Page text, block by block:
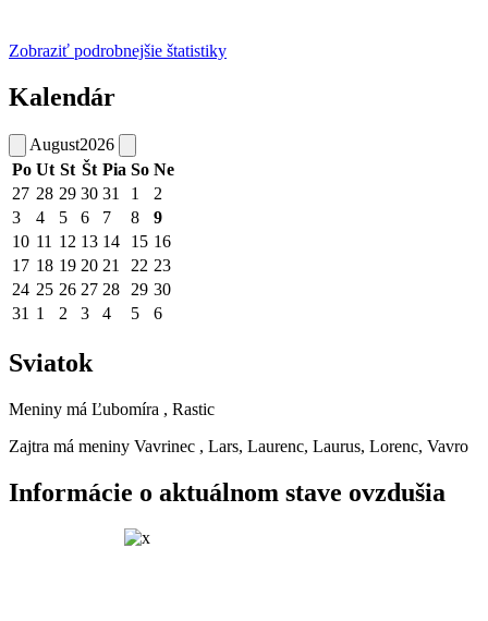
Zobraziť podrobnejšie štatistiky
Kalendár
August2026
Po Ut St Št Pia So Ne
27 28 29 30 31 1
2
3
4 5 6 7 8
9
10 11 12 13 14 15 16
17 18 19 20 21 22 23
24 25 26 27 28 29 30
31 1 2 3 4 5 6
Sviatok
Meniny má Ľubomíra , Rastic
Zajtra má meniny Vavrinec , Lars, Laurenc, Laurus, Lorenc, Vavro
Informácie o aktuálnom stave ovzdušia